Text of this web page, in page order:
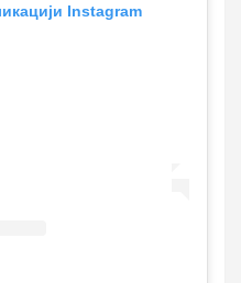
Instagram